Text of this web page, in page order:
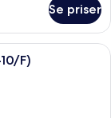
Se priser
ikke-røyk (Rainbow
F)